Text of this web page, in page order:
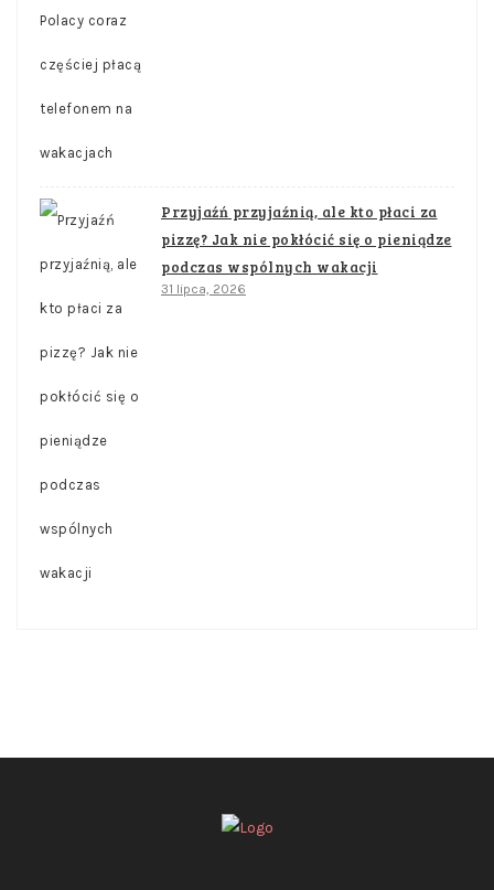
Przyjaźń przyjaźnią, ale kto płaci za
pizzę? Jak nie pokłócić się o pieniądze
podczas wspólnych wakacji
31 lipca, 2026